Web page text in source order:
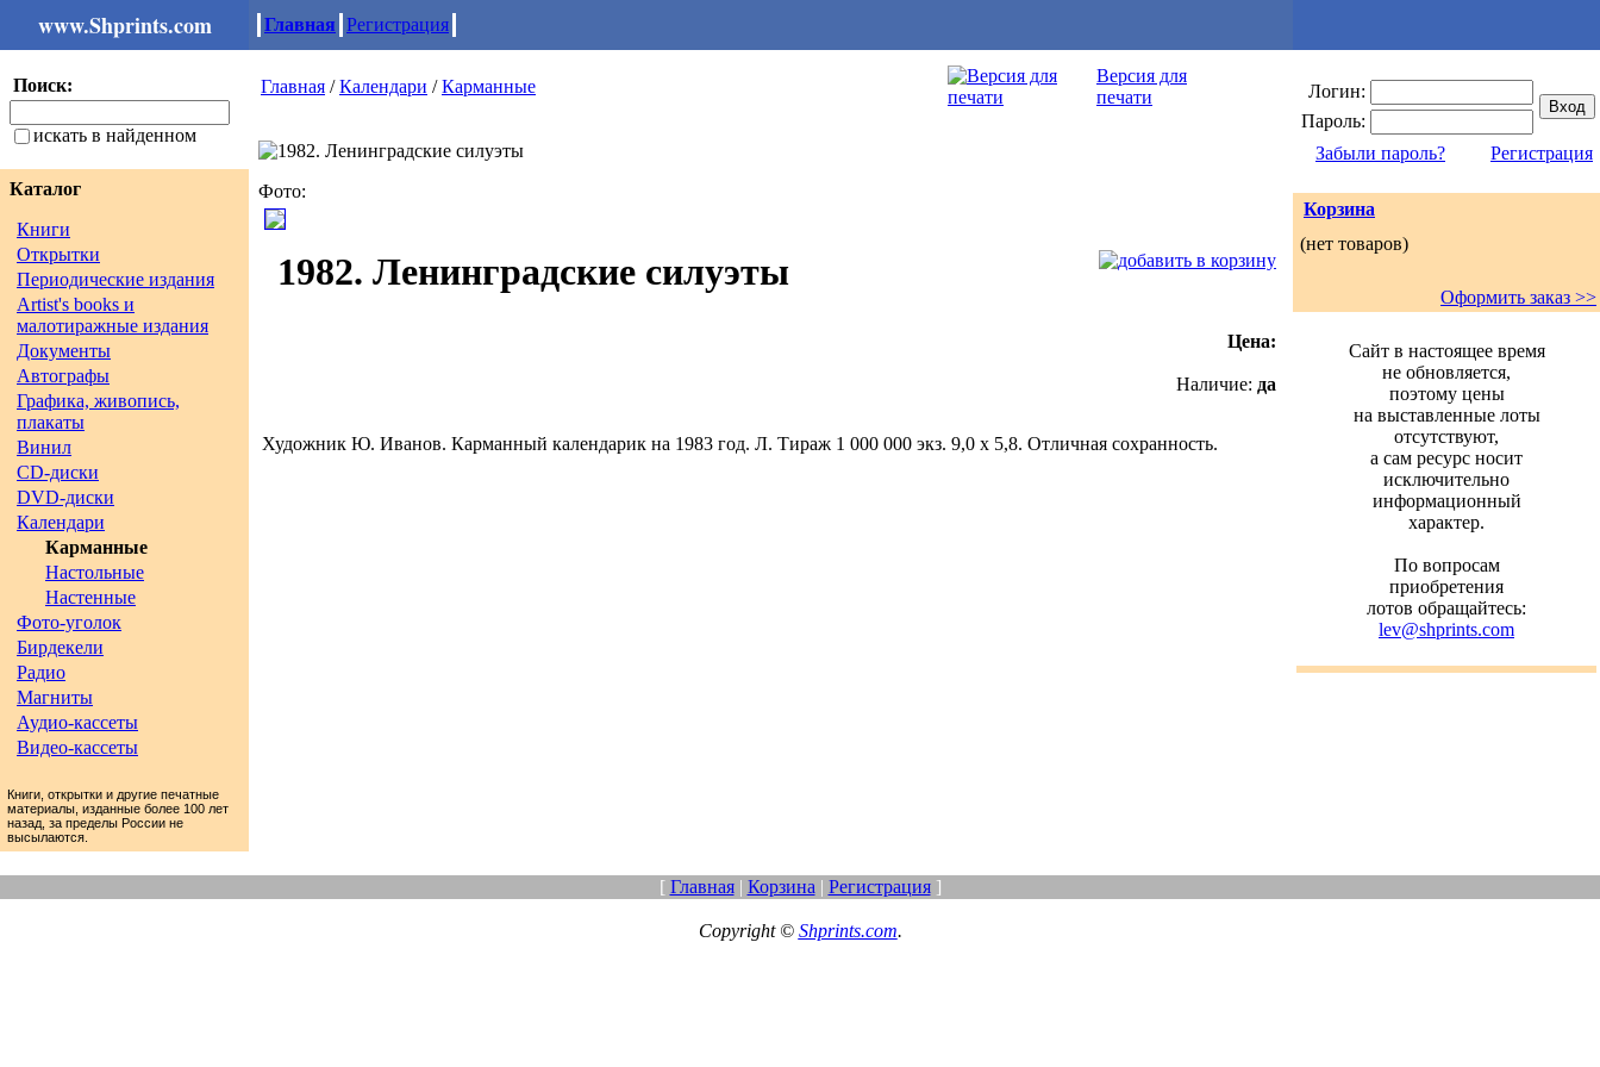
www.Shprints.com Главная Регистрация
Поиск:
искать в найденном
Каталог
Книги
Открытки
Периодические издания
Artist's books и
малотиражные издания
Документы
Автографы
Графика, живопись,
плакаты
Винил
CD-диски
DVD-диски
Календари
Карманные
Настольные
Настенные
Фото-уголок
Бирдекели
Радио
Магниты
Аудио-кассеты
Видео-кассеты
Книги, открытки и другие печатные
материалы, изданные более 100 лет
назад, за пределы России не
высылаются.
Главная /Календари /Карманные
Версия для
печати
Фото:
1982. Ленинградские силуэты
Цена:
Наличие: да
Художник Ю. Иванов. Карманный календарик на 1983 год. Л. Тираж 1 000 000 экз. 9,0 х 5,8. Отличная сохранность.
Логин:
Пароль:
Забыли пароль?
Регистрация
Корзина
(нет товаров)
Оформить заказ >>
Сайт в настоящее время
не обновляется,
поэтому цены
на выставленные лоты
отсутствуют,
а сам ресурс носит
исключительно
информационный
характер.
По вопросам
приобретения
лотов обращайтесь:
lev@shprints.com
[ Главная| Корзина | Регистрация]
Copyright © Shprints.com.